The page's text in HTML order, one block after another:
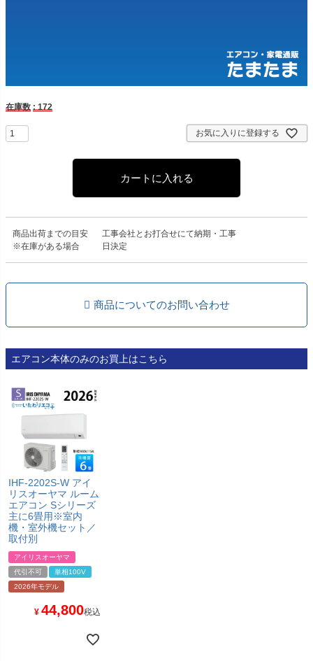
在庫数 172
お気に入りに登録する
カートに入れる
商品出荷までの目安
※在庫がある場合
工事会社とお打合せにて納期・工事
日決定
商品についてのお問い合わせ
エアコン本体のみのお買上はこちら
IHF-2202S-W アイ
リスオーヤマ ルーム
エアコン Sシリーズ
主に6畳用※室内
機・室外機セット／
取付別
アイリスオーヤマ
代引不可
単相100V
2026年モデル
¥ 44,800税込